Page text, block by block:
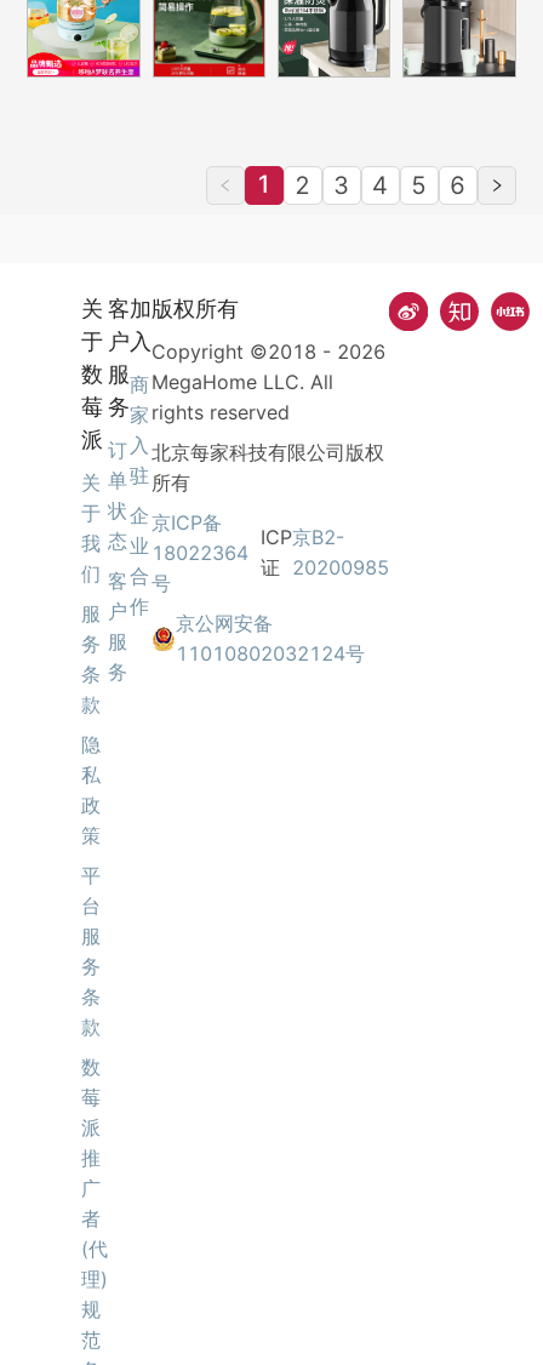
1 2 3 4 5 6
关
于
数
莓
派
关
于
我
们
服
务
条
款
隐
私
政
策
平
台
服
务
条
款
数
莓
派
推
广
者
(代
理)
规
范
客
户
服
务
订
单
状
态
客
户
服
务
加
入
商
家
入
驻
企
业
合
作
版权所有
Copyright ©2018 - 2026
MegaHome LLC. All
rights reserved
北京每家科技有限公司版权
所有
京ICP备
18022364
号
ICP
证
京B2-
20200985
京公网安备
11010802032124号